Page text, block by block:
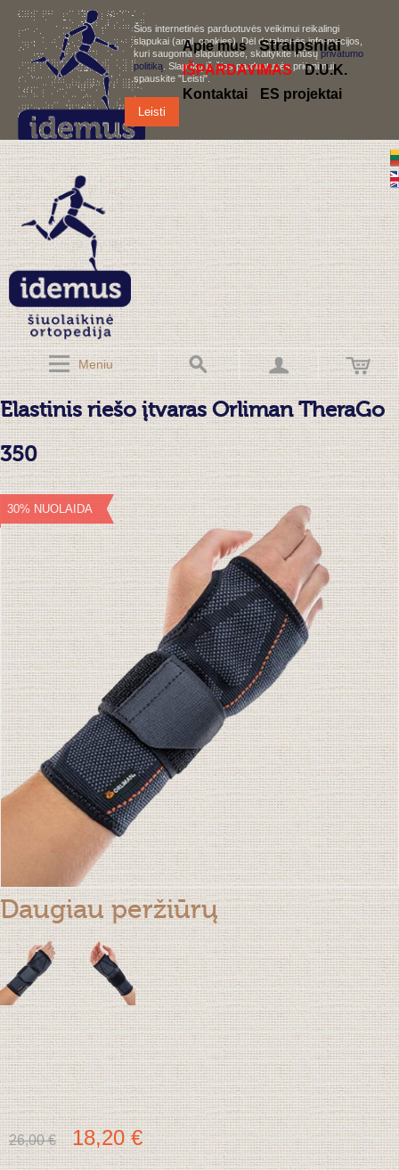
Šios internetinės parduotuvės veikimui reikalingi
slapukai (angl. cookies). Dėl detalesnės informacijos,
kuri saugoma slapukuose, skaitykite mūsųprivatumo
politiką . Slapukų iš šios parduotuvės priėmimui,
spauskite "Leisti".
Leisti
Meniu
Apie mus Straipsniai
IŠPARDAVIMAS
D.U.K.
Kontaktai
ES projektai
Elastinis riešo įtvaras Orliman TheraGo
350
30% NUOLAIDA
Daugiau peržiūrų
26,00 € 18,20 €